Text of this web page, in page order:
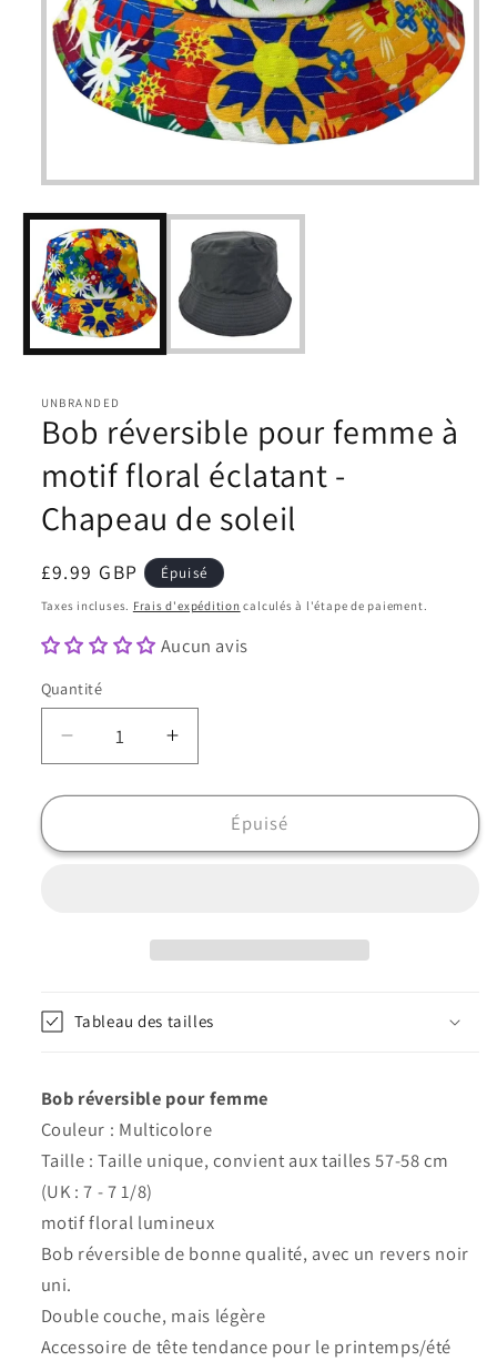
Ouvrir
média
1
dans
une
fenêtre
modale
UNBRANDED
Bob réversible pour femme à
motif floral éclatant -
Chapeau de soleil
Prix
habituel
£9.99 GBP Épuisé
Taxes incluses. Frais d'expédition calculés à l'étape de paiement.
Aucun avis
Quantité
Quantité
Réduire
la
quantité
Bob
éclatant
de
soleil
Augmenter
la
quantité
Bob
éclatant
de
soleil
Épuisé
Tableau des tailles
Bob réversible pour femme
Couleur : Multicolore
Taille : Taille unique, convient aux tailles 57-58 cm
(UK : 7 - 7 1/8)
motif floral lumineux
Bob réversible de bonne qualité, avec un revers noir
uni.
Double couche, mais légère
Accessoire de tête tendance pour le printemps/été